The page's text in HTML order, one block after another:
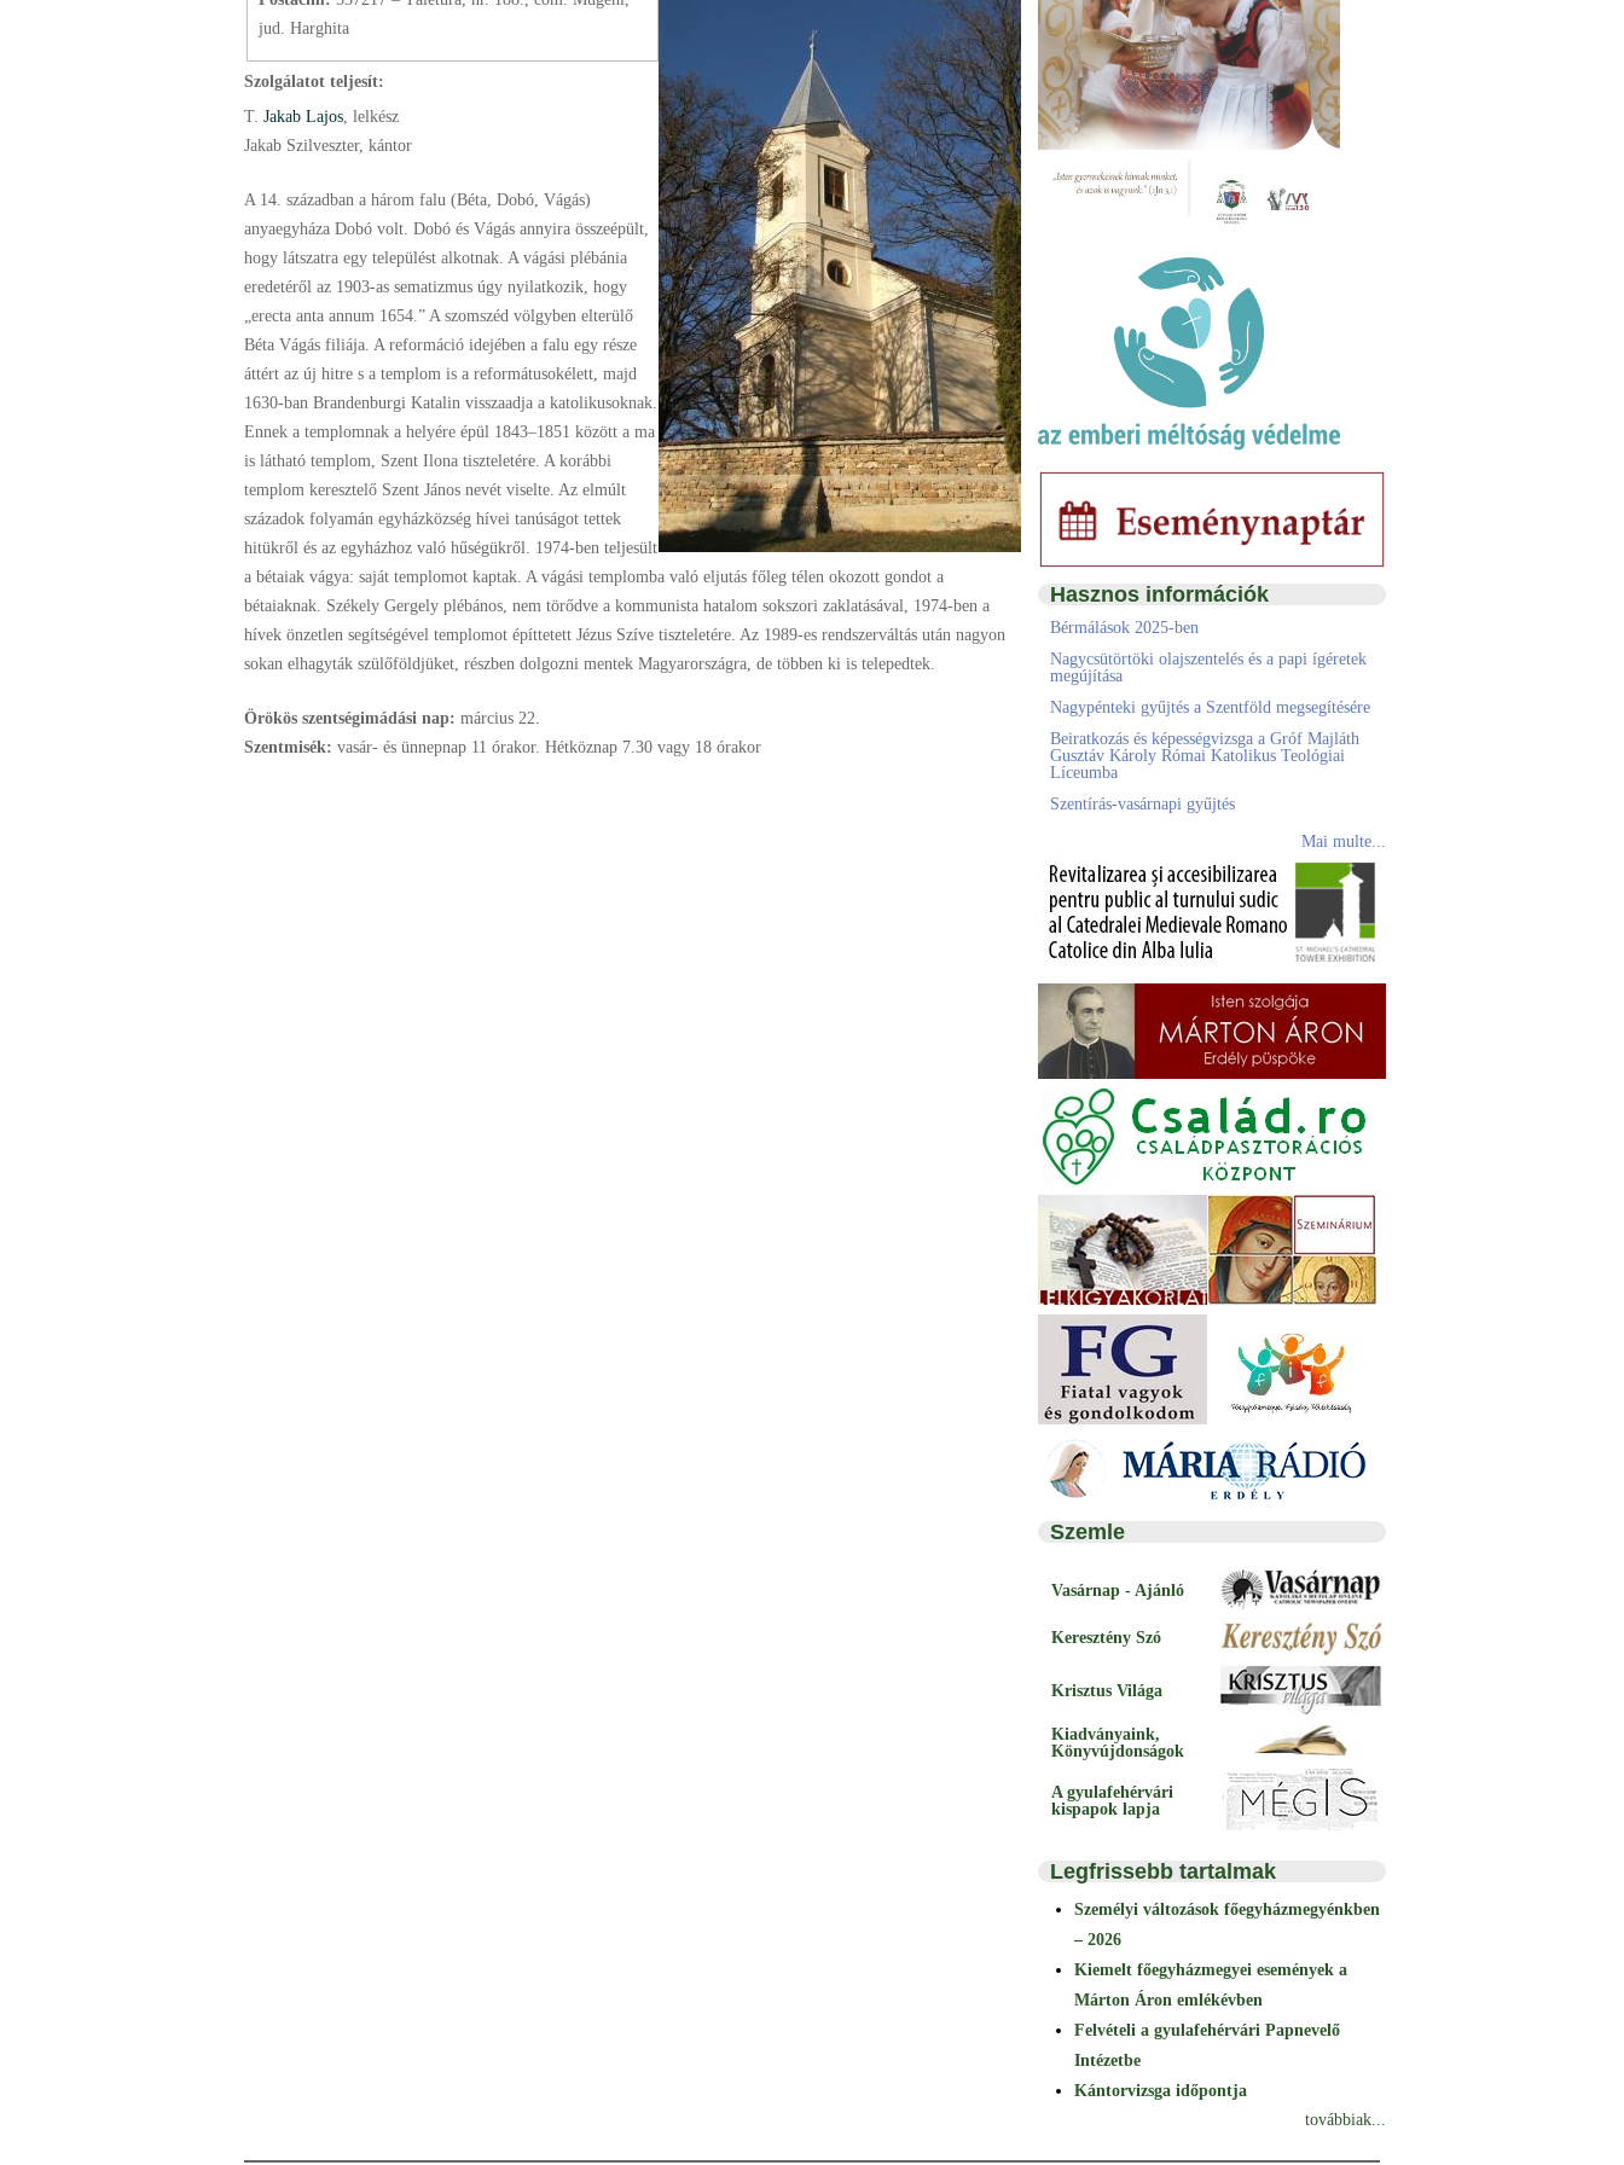
jud. Harghita
Szolgálatot teljesít:
T. Jakab Lajos , lelkész
Jakab Szilveszter, kántor
A 14. században a három falu (Béta, Dobó, Vágás)
anyaegyháza Dobó volt. Dobó és Vágás annyira összeépült,
hogy látszatra egy települést alkotnak. A vágási plébánia
eredetéről az 1903-as sematizmus úgy nyilatkozik, hogy
„erecta anta annum 1654.” A szomszéd völgyben elterülő
Béta Vágás filiája. A reformáció idejében a falu egy része
áttért az új hitre s a templom is a reformátusokélett, majd
1630-ban Brandenburgi Katalin visszaadja a katolikusoknak.
Ennek a templomnak a helyére épül 1843–1851 között a ma
is látható templom, Szent Ilona tiszteletére. A korábbi
templom keresztelő Szent János nevét viselte. Az elmúlt
századok folyamán egyházközség hívei tanúságot tettek
hitükről és az egyházhoz való hűségükről. 1974-ben teljesült
a bétaiak vágya: saját templomot kaptak. A vágási templomba való eljutás főleg télen okozott gondot a
bétaiaknak. Székely Gergely plébános, nem törődve a kommunista hatalom sokszori zaklatásával, 1974-ben a
hívek önzetlen segítségével templomot építtetett Jézus Szíve tiszteletére. Az 1989-es rendszerváltás után nagyon
sokan elhagyták szülőföldjüket, részben dolgozni mentek Magyarországra, de többen ki is telepedtek.
Örökös szentségimádási nap: március 22.
Szentmisék: vasár- és ünnepnap 11 órakor. Hétköznap 7.30 vagy 18 órakor
Hasznos információk
Bérmálások 2025-ben
Nagycsütörtöki olajszentelés és a papi ígéretek
megújítása
Nagypénteki gyűjtés a Szentföld megsegítésére
Beiratkozás és képességvizsga a Gróf Majláth
Gusztáv Károly Római Katolikus Teológiai
Líceumba
Szentírás-vasárnapi gyűjtés
Mai multe...
Szemle
Vasárnap - Ajánló
Keresztény Szó
Krisztus Világa
Kiadványaink,
Könyvújdonságok
A gyulafehérvári
kispapok lapja
Legfrissebb tartalmak
Személyi változások főegyházmegyénkben
– 2026
Kiemelt főegyházmegyei események a
Márton Áron emlékévben
Felvételi a gyulafehérvári Papnevelő
Intézetbe
Kántorvizsga időpontja
továbbiak...